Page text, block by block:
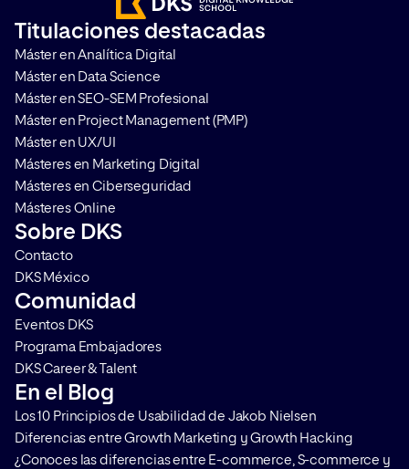
Titulaciones destacadas
Máster en Analítica Digital
Máster en Data Science
Máster en SEO-SEM Profesional
Máster en Project Management (PMP)
Máster en UX/UI
Másteres en Marketing Digital
Másteres en Ciberseguridad
Másteres Online
Sobre DKS
Contacto
DKS México
Comunidad
Eventos DKS
Programa Embajadores
DKS Career & Talent
En el Blog
Los 10 Principios de Usabilidad de Jakob Nielsen
Diferencias entre Growth Marketing y Growth Hacking
¿Conoces las diferencias entre E-commerce, S-commerce y